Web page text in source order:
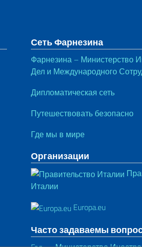
Сеть Фарнезина
Фарнезина – Министерство
Дел и Международного
Дипломатическая сеть
Путешествовать безопасно
Где мы в мире
Организации
Италии
Europa.eu
Часто задаваемы